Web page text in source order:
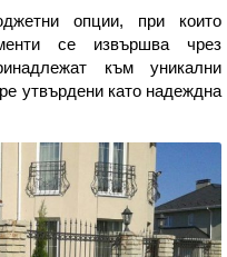
опции, при които
се извършва чрез
към уникални
утвърдени като надеждна